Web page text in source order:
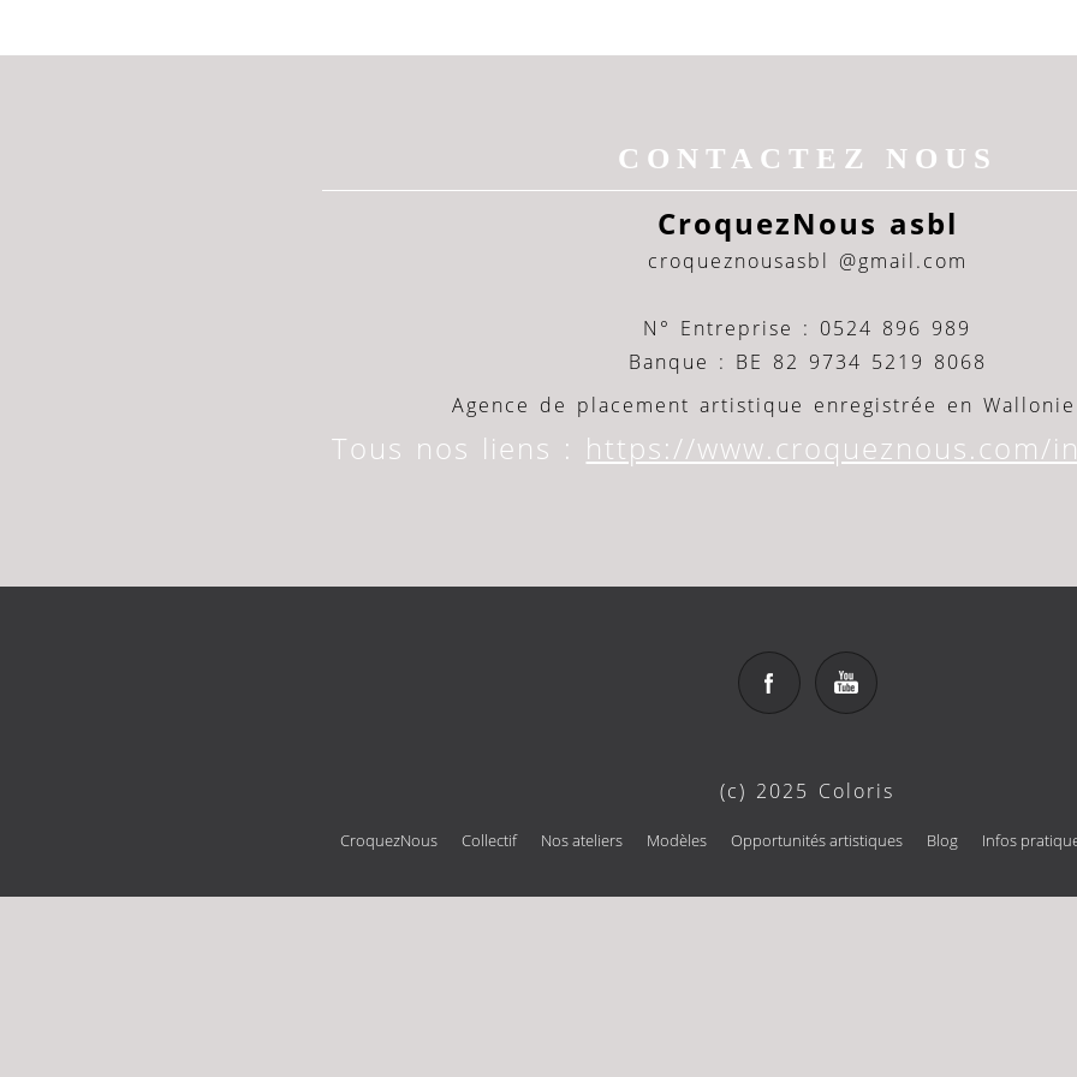
CONTACTEZ NOUS
CroquezNous asbl
croqueznousasbl @gmail.com
N° Entreprise : 0524 896 989
Banque : BE 82 9734 5219 8068
Agence de placement artistique enregistrée en Wallonie
Tous nos liens : https://www.croqueznous.com/
(c) 2025 Coloris
CroquezNous Collectif Nos ateliers Modèles Opportunités artistiques Blog Infos